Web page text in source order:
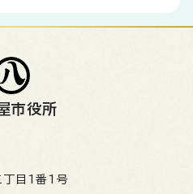
市役所
丁目1番1号